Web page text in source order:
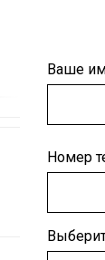
Ваше
Номер